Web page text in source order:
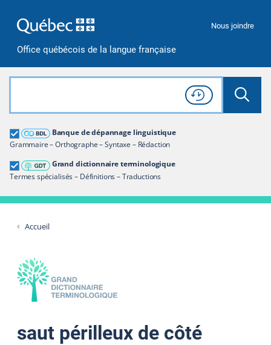
Office québécois de la langue française
Nous joindre
Rechercher dans tout le site
Lancer
Consulter l'
Historique
de recherche
Banque de dépannage linguistique
Grammaire – Orthographe – Syntaxe – Rédaction
Grand dictionnaire terminologique
Termes spécialisés – Définitions – Traductions
Grand dictionnaire terminologique
Restreindre aux termes
Accueil
saut périlleux de côté